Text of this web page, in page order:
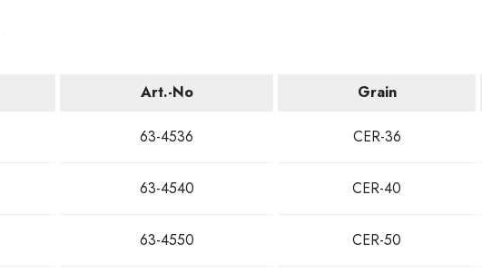
Art.-No Grain
63-4536 CER-36
63-4540 CER-40
63-4550 CER-50